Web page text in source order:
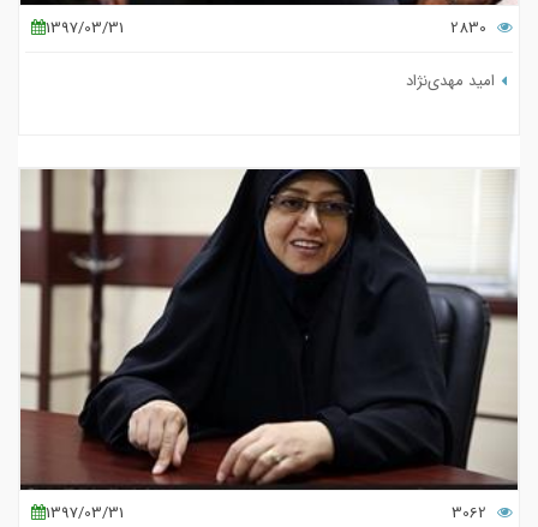
1397/03/31
امید مهدی‌نژاد
1397/03/31